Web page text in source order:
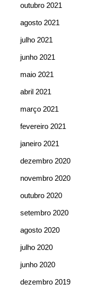
outubro 2021
agosto 2021
julho 2021
junho 2021
maio 2021
abril 2021
março 2021
fevereiro 2021
janeiro 2021
dezembro 2020
novembro 2020
outubro 2020
setembro 2020
agosto 2020
julho 2020
junho 2020
dezembro 2019